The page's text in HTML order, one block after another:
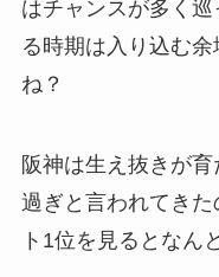
はチャンスが多く
る時期は入り込む
ね？
阪神は生え抜きが
過ぎと言われてき
ト1位を見るとなん